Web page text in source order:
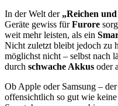
In der Welt der „Reichen
Geräte gewiss fürFurore
weit mehr leisten, als ein
Nicht zuletzt bleibt jedoch zu
möglichst nicht – selbst nach
durch schwache Akkus oder
Ob Apple oder Samsung –
offensichtlich so gut wie keine